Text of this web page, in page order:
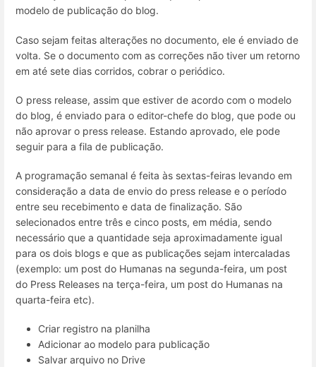
modelo de publicação do blog.
Caso sejam feitas alterações no documento, ele é enviado de
volta. Se o documento com as correções não tiver um retorno
em até sete dias corridos, cobrar o periódico.
O press release, assim que estiver de acordo com o modelo
do blog, é enviado para o editor-chefe do blog, que pode ou
não aprovar o press release. Estando aprovado, ele pode
seguir para a fila de publicação.
A programação semanal é feita às sextas-feiras levando em
consideração a data de envio do press release e o período
entre seu recebimento e data de finalização. São
selecionados entre três e cinco posts, em média, sendo
necessário que a quantidade seja aproximadamente igual
para os dois blogs e que as publicações sejam intercaladas
(exemplo: um post do Humanas na segunda-feira, um post
do Press Releases na terça-feira, um post do Humanas na
quarta-feira etc).
Criar registro na planilha
Adicionar ao modelo para publicação
Salvar arquivo no Drive